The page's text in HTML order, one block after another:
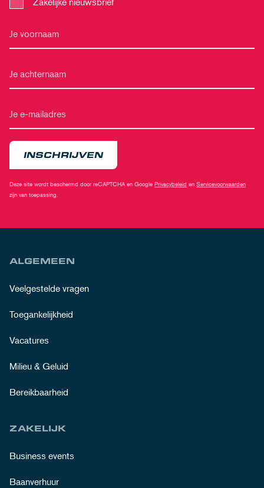
INSCHRIJVEN
Deze site wordt beschermd door reCAPTCHA en Google Privacybeleid en Servicevoorwaarden
zijn van toepassing.
ALGEMEEN
Veelgestelde vragen
Toegankelijkheid
Vacatures
Milieu & Geluid
Bereikbaarheid
ZAKELIJK
Business events
Baanverhuur